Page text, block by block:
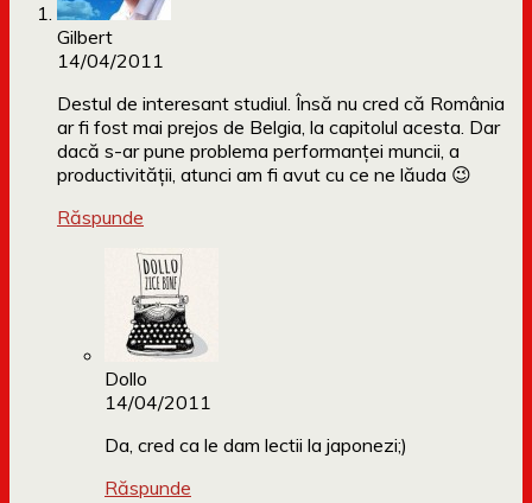
Gilbert
14/04/2011
Destul de interesant studiul. Însă nu cred că România
ar fi fost mai prejos de Belgia, la capitolul acesta. Dar
dacă s-ar pune problema performanţei muncii, a
productivităţii, atunci am fi avut cu ce ne lăuda 😉
Răspunde
Dollo
14/04/2011
Da, cred ca le dam lectii la japonezi;)
Răspunde